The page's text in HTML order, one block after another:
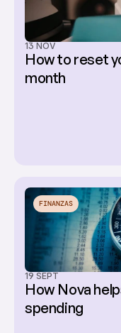
13 NOV
How to reset
month
FINANZAS
19 SEPT
How Nova
spending